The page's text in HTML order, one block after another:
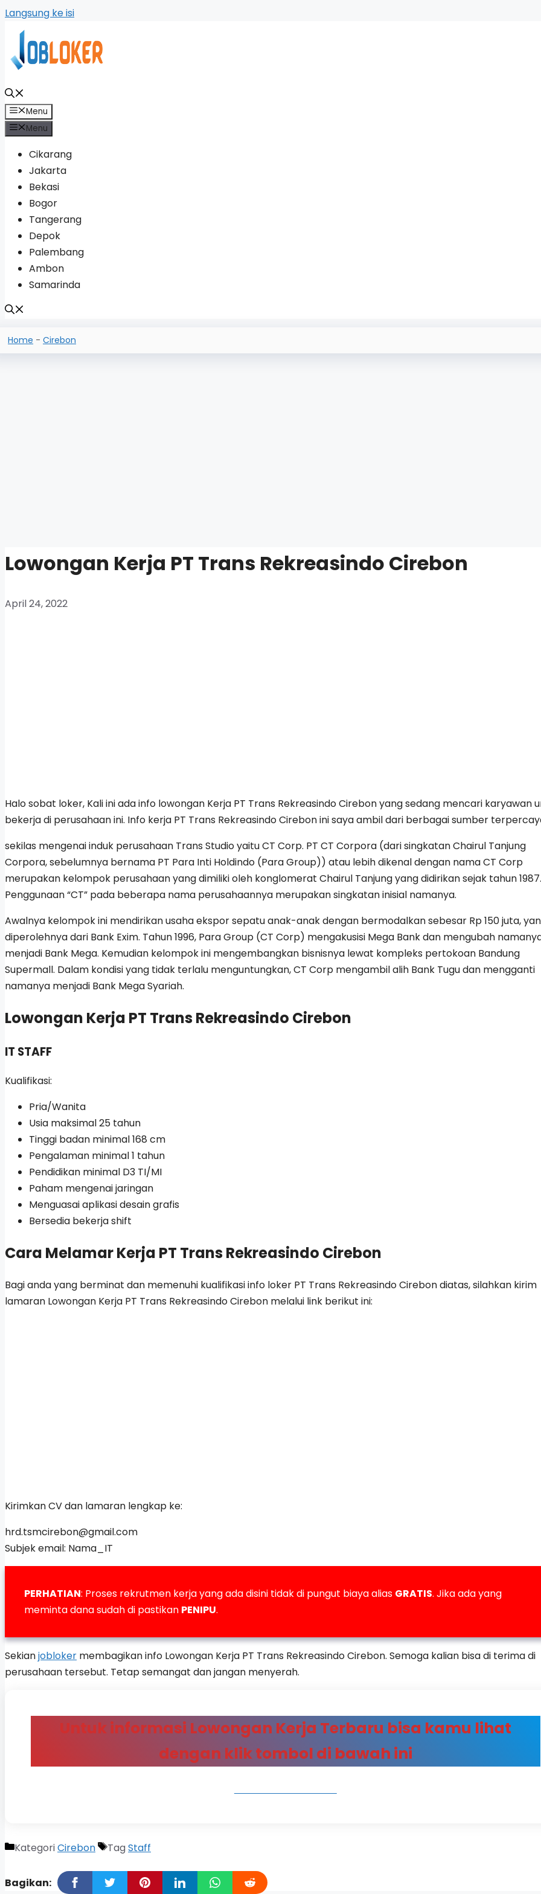
Langsung ke isi
Menu
Menu
Cikarang
Jakarta
Bekasi
Bogor
Tangerang
Depok
Palembang
Ambon
Samarinda
Home - Cirebon
Lowongan Kerja PT Trans Rekreasindo Cirebon
April 24, 2022
Halo sobat loker, Kali ini ada info lowongan Kerja PT Trans Rekreasindo Cirebon yang sedang mencari karyawan
bekerja di perusahaan ini. Info kerja PT Trans Rekreasindo Cirebon ini saya ambil dari berbagai sumber
sekilas mengenai induk perusahaan Trans Studio yaitu CT Corp. PT CT Corpora (dari singkatan Chairul Tanjung
Corpora, sebelumnya bernama PT Para Inti Holdindo (Para Group)) atau lebih dikenal dengan nama CT Corp
merupakan kelompok perusahaan yang dimiliki oleh konglomerat Chairul Tanjung yang didirikan sejak tahun
Penggunaan “CT” pada beberapa nama perusahaannya merupakan singkatan inisial namanya.
Awalnya kelompok ini mendirikan usaha ekspor sepatu anak-anak dengan bermodalkan sebesar Rp 150 juta,
diperolehnya dari Bank Exim. Tahun 1996, Para Group (CT Corp) mengakusisi Mega Bank dan mengubah
menjadi Bank Mega. Kemudian kelompok ini mengembangkan bisnisnya lewat kompleks pertokoan Bandung
Supermall. Dalam kondisi yang tidak terlalu menguntungkan, CT Corp mengambil alih Bank Tugu dan mengganti
namanya menjadi Bank Mega Syariah.
Lowongan Kerja PT Trans Rekreasindo Cirebon
IT STAFF
Kualifikasi:
Pria/Wanita
Usia maksimal 25 tahun
Tinggi badan minimal 168 cm
Pengalaman minimal 1 tahun
Pendidikan minimal D3 TI/MI
Paham mengenai jaringan
Menguasai aplikasi desain grafis
Bersedia bekerja shift
Cara Melamar Kerja PT Trans Rekreasindo Cirebon
Bagi anda yang berminat dan memenuhi kualifikasi info loker PT Trans Rekreasindo Cirebon diatas, silahkan kirim
lamaran Lowongan Kerja PT Trans Rekreasindo Cirebon melalui link berikut ini:
Kirimkan CV dan lamaran lengkap ke:
hrd.tsmcirebon@gmail.com
Subjek email: Nama_IT
PERHATIAN: Proses rekrutmen kerja yang ada disini tidak di pungut biaya alias GRATIS. Jika ada yang
meminta dana sudah di pastikan PENIPU.
Sekianjobloker membagikan info Lowongan Kerja PT Trans Rekreasindo Cirebon. Semoga kalian bisa di terima di
perusahaan tersebut. Tetap semangat dan jangan menyerah.
Untuk informasi Lowongan Kerja Terbaru bisa kamu lihat
dengan klik tombol di bawah ini
KategoriCirebon TagStaff
Bagikan: